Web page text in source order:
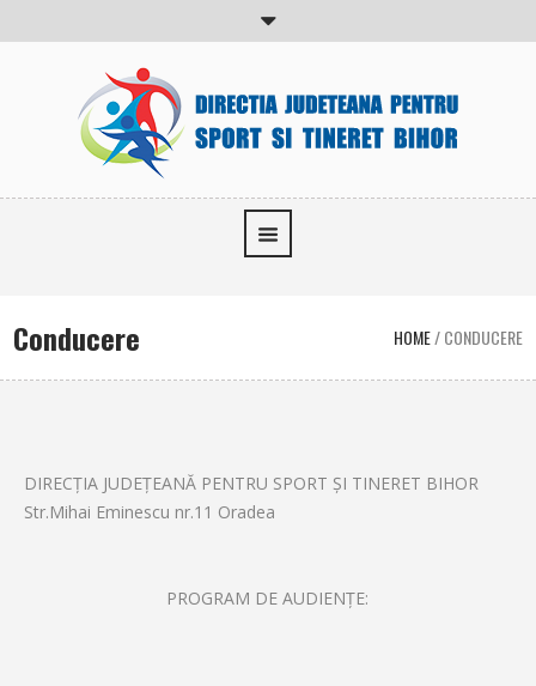
Conducere HOME/CONDUCERE
DIRECŢIA JUDEŢEANĂ PENTRU SPORT ŞI TINERET BIHOR
Str.Mihai Eminescu nr.11 Oradea
PROGRAM DE AUDIENŢE: